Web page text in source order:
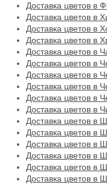
Доставка цветов в
Доставка цветов в
Доставка цветов в
Доставка цветов в
Доставка цветов в
Доставка цветов в
Доставка цветов в
Доставка цветов в
Доставка цветов в
Доставка цветов в
Доставка цветов в
Доставка цветов в
Доставка цветов в
Доставка цветов в
Доставка цветов в
Доставка цветов в